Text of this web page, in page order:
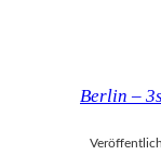
Berlin –